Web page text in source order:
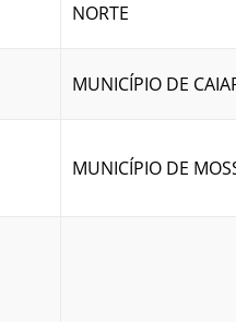
NORTE
MUNICÍPIO DE
MUNICÍPIO DE